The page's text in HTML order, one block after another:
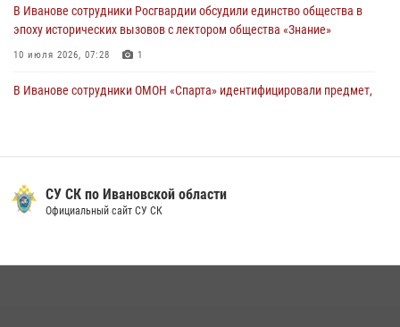
В Иванове сотрудники Росгвардии обсудили единство общества в
эпоху исторических вызовов с лектором общества «Знание»
10 июля 2026, 07:28 1
В Иванове сотрудники ОМОН «Спарта» идентифицировали предмет,
15 июля 2026, 13:03
СУ СК по Ивановской области
Официальный сайт СУ СК